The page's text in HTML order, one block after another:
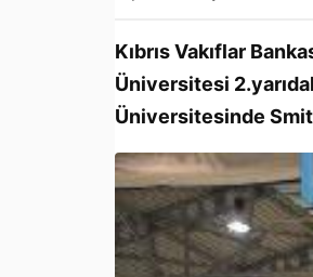
Kıbrıs Vakıflar
Üniversitesi
Üniversitesinde